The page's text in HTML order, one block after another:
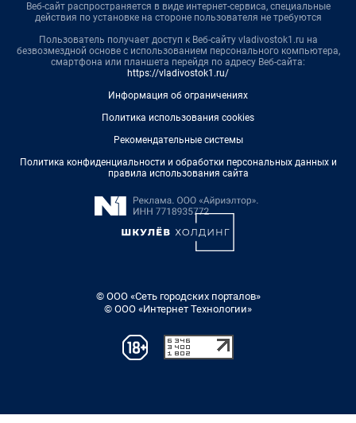
Веб-сайт распространяется в виде интернет-сервиса, специальные
действия по установке на стороне пользователя не требуются
Пользователь получает доступ к Веб-сайту vladivostok1.ru на
безвозмездной основе с использованием персонального компьютера,
смартфона или планшета перейдя по адресу Веб-сайта:
https://vladivostok1.ru/
Информация об ограничениях
Политика использования cookies
Рекомендательные системы
Политика конфиденциальности и обработки персональных данных и
правила использования сайта
© ООО «Сеть городских порталов»
© ООО «Интернет Технологии»